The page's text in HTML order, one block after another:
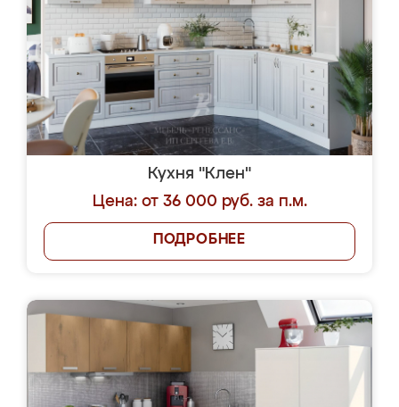
Кухня "Клен"
Цена: от 36 000 руб. за п.м.
ПОДРОБНЕЕ